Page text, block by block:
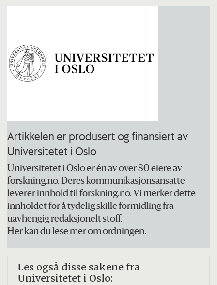
Artikkelen er produsert og finansiert av
Universitetet i Oslo
Universitetet i Oslo er én av over 80 eiere av
forskning.no. Deres kommunikasjonsansatte
leverer innhold til forskning.no. Vi merker dette
innholdet for å tydelig skille formidling fra
uavhengig redaksjonelt stoff.
Her kan du lese mer om ordningen.
Les også disse sakene fra
Universitetet i Oslo: